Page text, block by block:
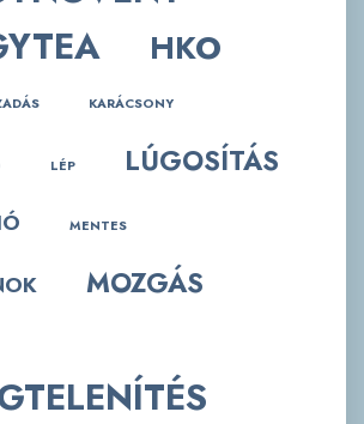
HKO
KARÁCSONY
LÉP LÚGOSÍTÁS
MENTES
MOZGÁS